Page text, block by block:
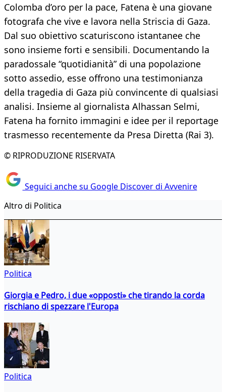
Colomba d’oro per la pace, Fatena è una giovane
fotografa che vive e lavora nella Striscia di Gaza.
Dal suo obiettivo scaturiscono istantanee che
sono insieme forti e sensibili. Documentando la
paradossale “quotidianità” di una popolazione
sotto assedio, esse offrono una testimonianza
della tragedia di Gaza più convincente di qualsiasi
analisi. Insieme al giornalista Alhassan Selmi,
Fatena ha fornito immagini e idee per il reportage
trasmesso recentemente da Presa Diretta (Rai 3).
© RIPRODUZIONE RISERVATA
Seguici anche su Google Discover di Avvenire
Altro di Politica
Politica
Giorgia e Pedro, i due «opposti» che tirando la corda
rischiano di spezzare l'Europa
Politica